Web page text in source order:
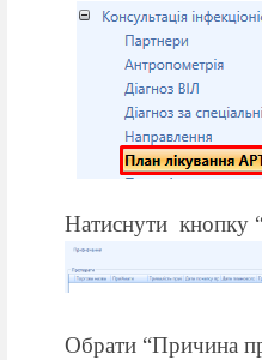
Натиснути кнопку
Обрати “Причина